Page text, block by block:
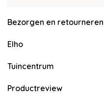
Bezorgen en retourneren
Elho
Tuincentrum
Productreview